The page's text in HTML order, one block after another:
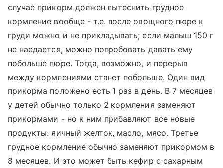
случае прикорм должен вытеснить грудное
кормление вообще - т.е. после овощного пюре к
груди можно и не прикладывать; если малыш 150 г
не наедается, можно попробовать давать ему
побольше пюре. Тогда, возможно, и перерыв
между кормлениями станет побольше. Один вид
прикорма положено есть 1 раз в день. В 7 месяцев
у детей обычно только 2 кормления заменяют
прикормами - но к ним прибавляют все новые
продукты: яичный желток, масло, мясо. Третье
грудное кормление обычно заменяют прикормом в
8 месяцев. И это может быть кефир с сахарным